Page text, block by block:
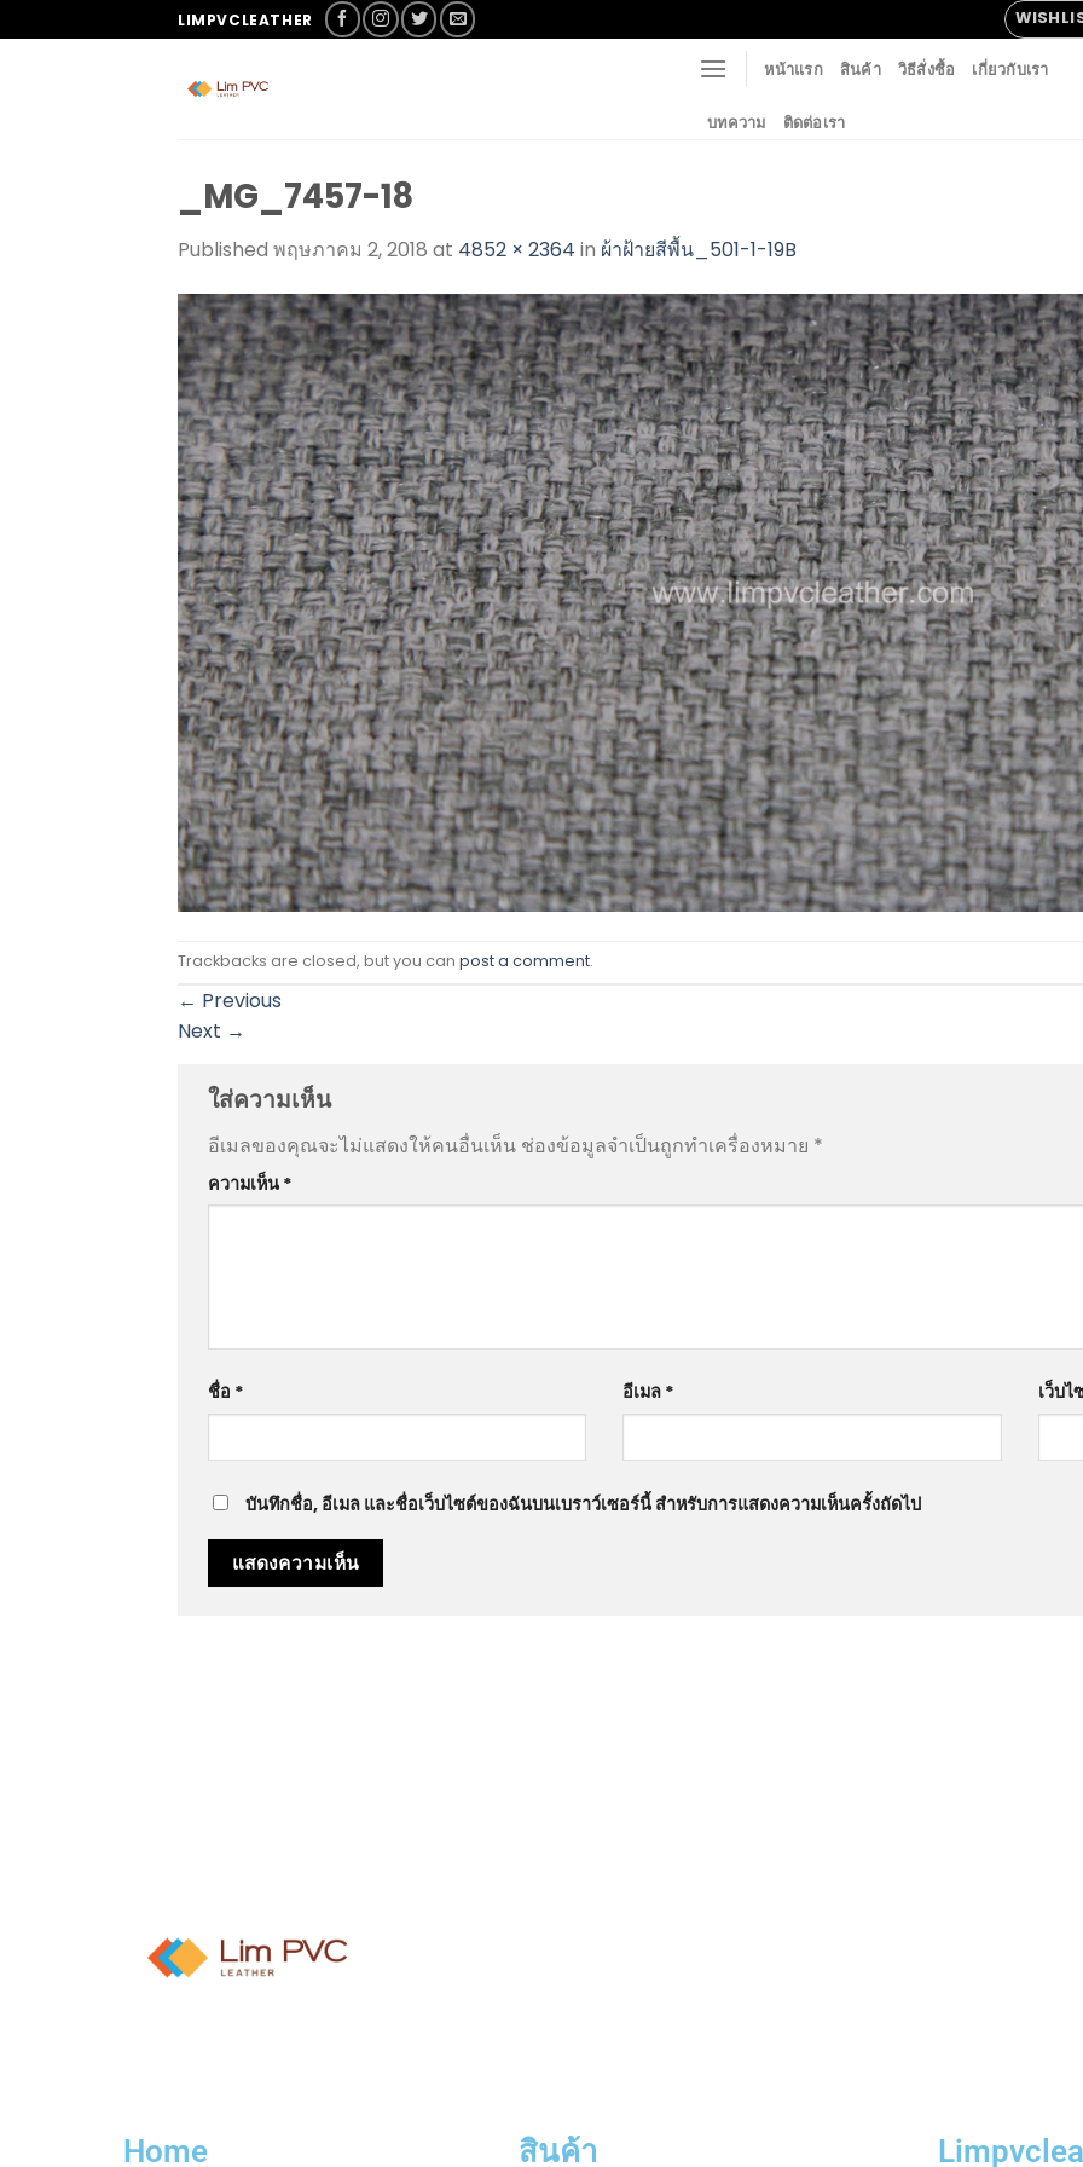
LIMPVCLEATHER
หน้าแรก สินค้า วิธีสั่งซื้อ เกี่ยวกับเรา
บทความ ติดต่อเรา
_MG_7457-18
Published พฤษภาคม 2, 2018 at 4852 × 2364 in ผ้าฝ้ายสีพื้น_501-1-19B
Trackbacks are closed, but you can post a comment.
← Previous
Next →
ใส่ความเห็น
อีเมลของคุณจะไม่แสดงให้คนอื่นเห็น ช่องข้อมูลจำเป็นถูกทำเครื่องหมาย *
ความเห็น *
ชื่อ * อีเมล * เว็บไ
บันทึกชื่อ, อีเมล และชื่อเว็บไซต์ของฉันบนเบราว์เซอร์นี้ สำหรับการแสดงความเห็นครั้งถัดไป
Home สินค้า